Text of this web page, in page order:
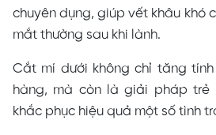
chuyên dụng, giúp vết khâu khó
mắt thường sau khi lành.
Cắt mí dưới không chỉ tăng
hàng, mà còn là giải pháp trẻ
khắc phục hiệu quả một số tình